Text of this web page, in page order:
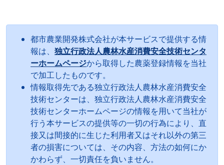
都市農業開発株式会社が本サービスで提供する情
報は、 独立行政法人農林水産消費安全技術センタ
ーホームページから取得した農薬登録情報を当社
で加工したものです。
情報取得先である独立行政法人農林水産消費安全
技術センターは、独立行政法人農林水産消費安全
技術センターホームページの情報を用いて当社が
行う本サービスの提供等の一切の行為により、直
接又は間接的に生じた利用者又はそれ以外の第三
者の損害については、その内容、方法の如何にか
かわらず、一切責任を負いません。